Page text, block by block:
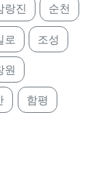
랑진 순천
로 조성
원
함평